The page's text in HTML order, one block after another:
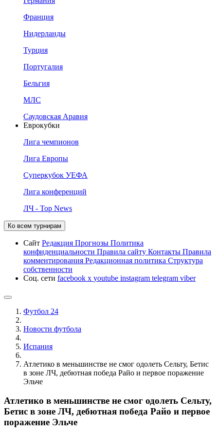
Франция
Нидерланды
Турция
Португалия
Бельгия
МЛС
Саудовская Аравия
Еврокубки
Лига чемпионов
Лига Европы
Суперкубок УЕФА
Лига конференций
ЛЧ - Top News
Ко всем турнирам
Сайт Редакция Прогнозы Политика
конфиденциальности Правила сайту Контакты Правила
комментирования Редакционная политика Структура
собственности
Соц. сети facebook x youtube instagram telegram viber
Футбол 24
Новости футбола
Испания
Атлетико в меньшинстве не смог одолеть Сельту, Бетис
в зоне ЛЧ, дебютная победа Райо и первое поражение
Эльче
Атлетико в меньшинстве не смог одолеть Сельту,
Бетис в зоне ЛЧ, дебютная победа Райо и первое
поражение Эльче